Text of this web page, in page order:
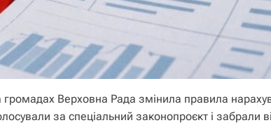
громадах Верховна Рада змінила правила
за спеціальний законопроєкт і забрали